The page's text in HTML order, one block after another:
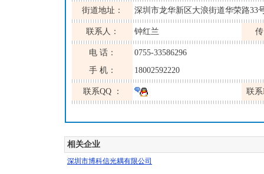
街道地址： 深圳市龙华新区大浪街道华荣路33
联系人： 钟红兰
电 话：
0755-33586296
手 机：
18002592220
联系QQ ： 联
相关企业
深圳市博科信光耦有限公司